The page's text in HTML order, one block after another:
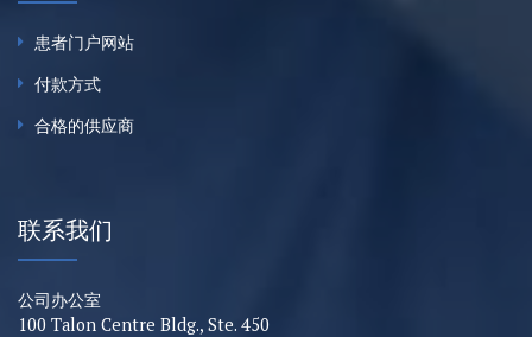
患者门户网站
付款方式
合格的供应商
联系我们
公司办公室
100 Talon Centre Bldg., Ste. 450